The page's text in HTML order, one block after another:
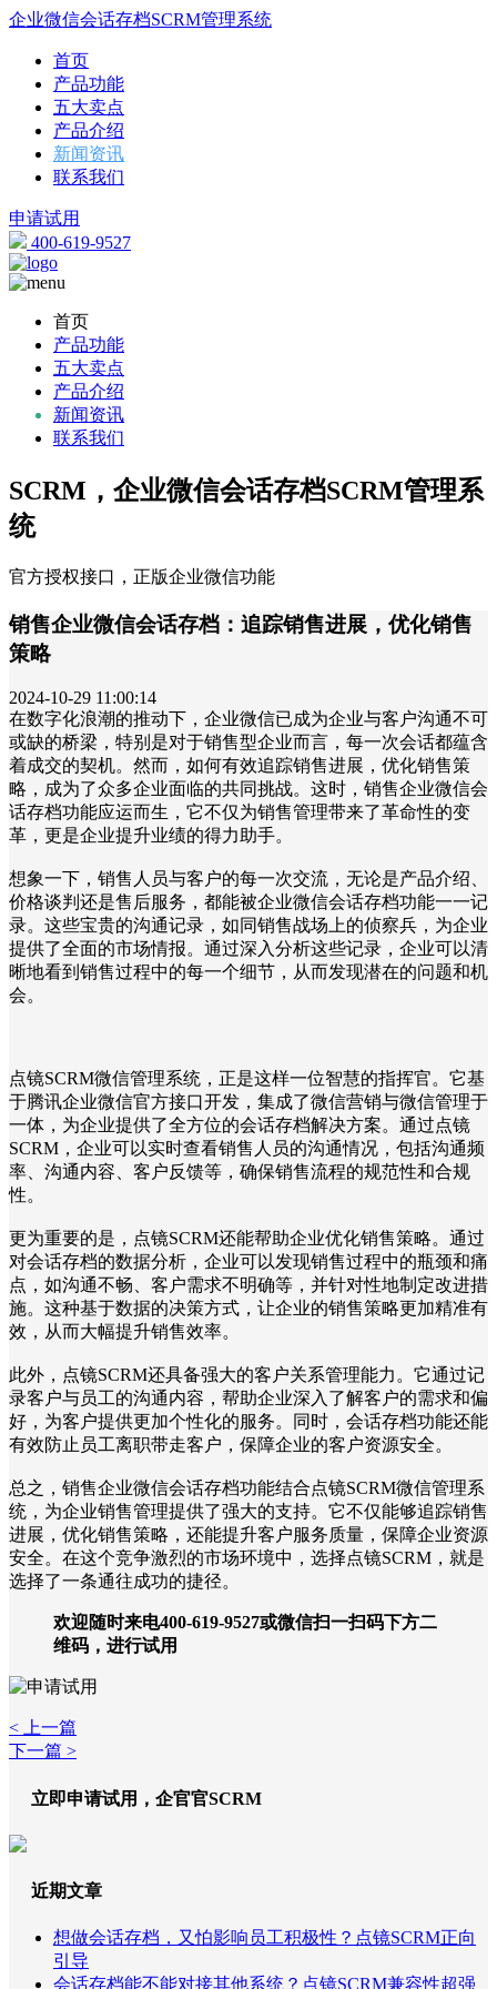
企业微信会话存档SCRM管理系统
首页
产品功能
五大卖点
产品介绍
新闻资讯
联系我们
申请试用
400-619-9527
首页
产品功能
五大卖点
产品介绍
新闻资讯
联系我们
SCRM，企业微信会话存档SCRM管理系
统
官方授权接口，正版企业微信功能
销售企业微信会话存档：追踪销售进展，优化销售
策略
2024-10-29 11:00:14
在数字化浪潮的推动下，企业微信已成为企业与客户沟通不可
或缺的桥梁，特别是对于销售型企业而言，每一次会话都蕴含
着成交的契机。然而，如何有效追踪销售进展，优化销售策
略，成为了众多企业面临的共同挑战。这时，销售企业微信会
话存档功能应运而生，它不仅为销售管理带来了革命性的变
革，更是企业提升业绩的得力助手。
想象一下，销售人员与客户的每一次交流，无论是产品介绍、
价格谈判还是售后服务，都能被企业微信会话存档功能一一记
录。这些宝贵的沟通记录，如同销售战场上的侦察兵，为企业
提供了全面的市场情报。通过深入分析这些记录，企业可以清
晰地看到销售过程中的每一个细节，从而发现潜在的问题和机
会。
点镜SCRM微信管理系统，正是这样一位智慧的指挥官。它基
于腾讯企业微信官方接口开发，集成了微信营销与微信管理于
一体，为企业提供了全方位的会话存档解决方案。通过点镜
SCRM，企业可以实时查看销售人员的沟通情况，包括沟通频
率、沟通内容、客户反馈等，确保销售流程的规范性和合规
性。
更为重要的是，点镜SCRM还能帮助企业优化销售策略。通过
对会话存档的数据分析，企业可以发现销售过程中的瓶颈和痛
点，如沟通不畅、客户需求不明确等，并针对性地制定改进措
施。这种基于数据的决策方式，让企业的销售策略更加精准有
效，从而大幅提升销售效率。
此外，点镜SCRM还具备强大的客户关系管理能力。它通过记
录客户与员工的沟通内容，帮助企业深入了解客户的需求和偏
好，为客户提供更加个性化的服务。同时，会话存档功能还能
有效防止员工离职带走客户，保障企业的客户资源安全。
总之，销售企业微信会话存档功能结合点镜SCRM微信管理系
统，为企业销售管理提供了强大的支持。它不仅能够追踪销售
进展，优化销售策略，还能提升客户服务质量，保障企业资源
安全。在这个竞争激烈的市场环境中，选择点镜SCRM，就是
选择了一条通往成功的捷径。
欢迎随时来电400-619-9527或微信扫一扫码下方二
维码，进行试用
< 上一篇
下一篇 >
立即申请试用，企官官SCRM
近期文章
想做会话存档，又怕影响员工积极性？点镜SCRM正向
引导
会话存档能不能对接其他系统？点镜SCRM兼容性超强